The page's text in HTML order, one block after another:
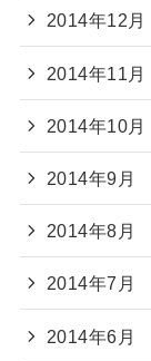
2014年12月
2014年11月
2014年10月
2014年9月
2014年8月
2014年7月
2014年6月